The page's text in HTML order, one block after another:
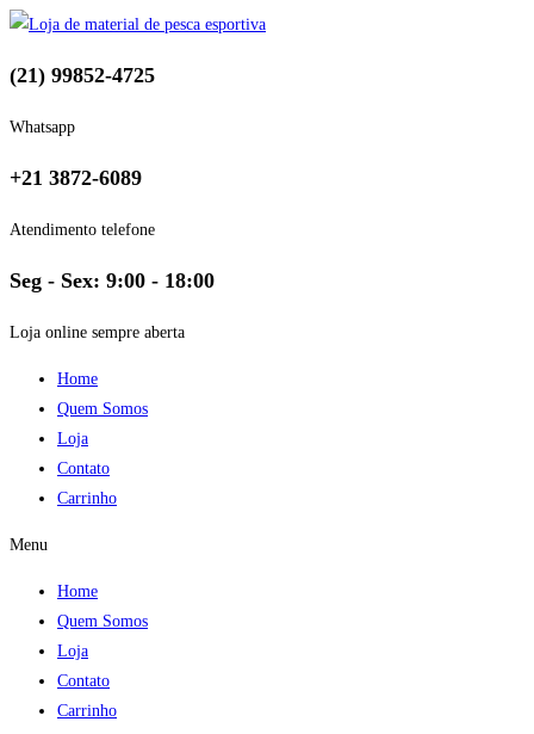
(21) 99852-4725
Whatsapp
+21 3872-6089
Atendimento telefone
Seg - Sex: 9:00 - 18:00
Loja online sempre aberta
Home
Quem Somos
Loja
Contato
Carrinho
Menu
Home
Quem Somos
Loja
Contato
Carrinho